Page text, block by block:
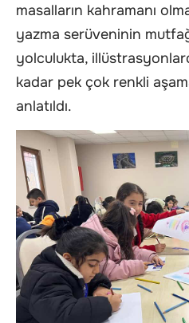
masalların kahramanı
yazma serüveninin
yolculukta,
kadar pek çok renkli
anlatıldı.